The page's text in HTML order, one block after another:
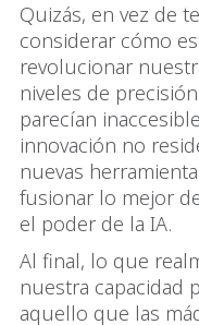
Quizás, en vez de
considerar cómo
revolucionar
niveles de
parecían
innovación no
nuevas
fusionar lo mejor
el poder de la IA.
Al final, lo que
nuestra capacidad
aquello que las